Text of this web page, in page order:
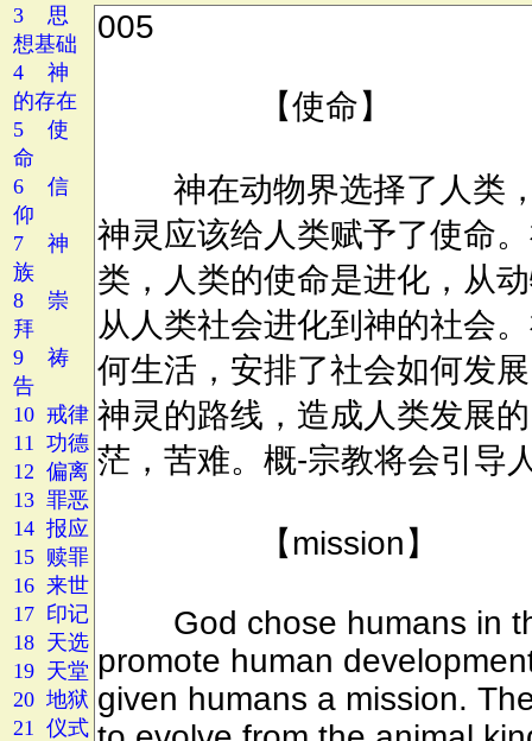
3 思
想基础
4 神
的存在
5 使
命
6 信
仰
7 神
族
8 崇
拜
9 祷
告
10 戒律
11 功德
12 偏离
13 罪恶
14 报应
15 赎罪
16 来世
17 印记
18 天选
19 天堂
20 地狱
21 仪式